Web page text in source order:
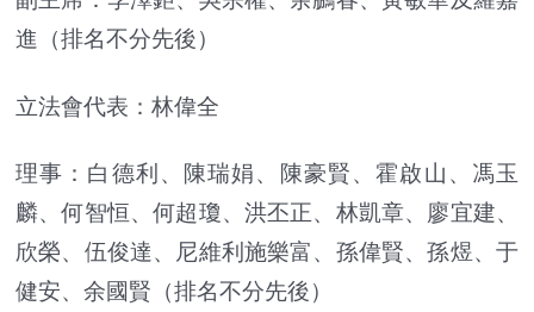
進（排名不分先後）
立法會代表：林偉全
理事：白德利、陳瑞娟、陳豪賢、霍啟山、馮玉
麟、何智恒、何超瓊、洪丕正、林凱章、廖宜建、
欣榮、伍俊達、尼維利施樂富、孫偉賢、孫煜、于
健安、余國賢（排名不分先後）